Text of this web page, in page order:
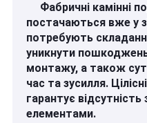
Фабричні камінні
постачаються вже у
потребують
уникнути
монтажу, а також
час та зусилля.
гарантує відсутність
елементами.